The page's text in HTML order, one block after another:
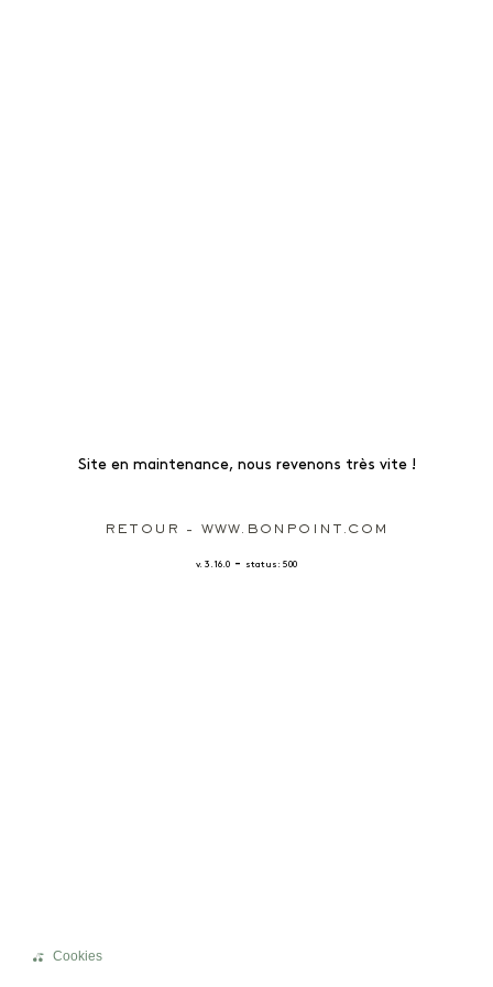
Site en maintenance, nous revenons très vite !
RETOUR - WWW.BONPOINT.COM
v. 3.16.0 - status: 500